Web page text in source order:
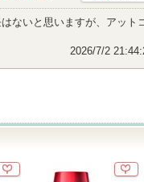
ないと思いますが、アット
2026/7/2